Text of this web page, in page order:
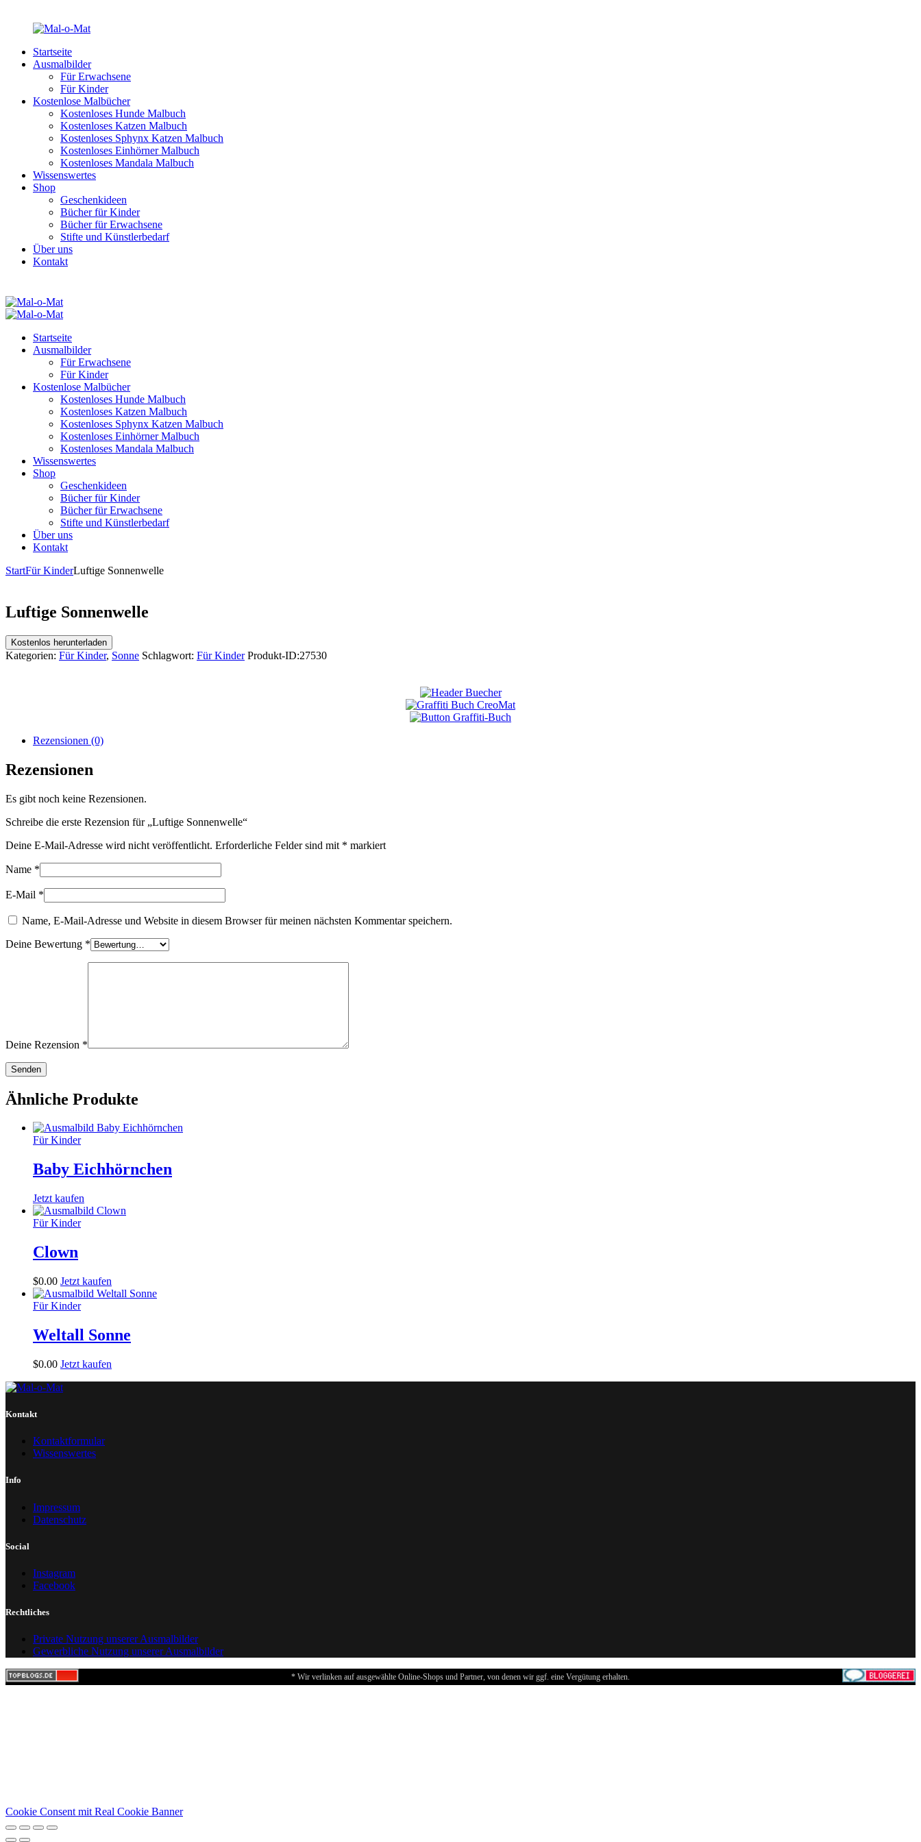
Startseite
Ausmalbilder
Für Erwachsene
Für Kinder
Kostenlose Malbücher
Kostenloses Hunde Malbuch
Kostenloses Katzen Malbuch
Kostenloses Sphynx Katzen Malbuch
Kostenloses Einhörner Malbuch
Kostenloses Mandala Malbuch
Wissenswertes
Shop
Geschenkideen
Bücher für Kinder
Bücher für Erwachsene
Stifte und Künstlerbedarf
Über uns
Kontakt
Startseite
Ausmalbilder
Für Erwachsene
Für Kinder
Kostenlose Malbücher
Kostenloses Hunde Malbuch
Kostenloses Katzen Malbuch
Kostenloses Sphynx Katzen Malbuch
Kostenloses Einhörner Malbuch
Kostenloses Mandala Malbuch
Wissenswertes
Shop
Geschenkideen
Bücher für Kinder
Bücher für Erwachsene
Stifte und Künstlerbedarf
Über uns
Kontakt
StartFür KinderLuftige Sonnenwelle
Luftige Sonnenwelle
Kostenlos herunterladen
Kategorien: Für Kinder, Sonne Schlagwort: Für Kinder Produkt-ID:27530
Rezensionen (0)
Rezensionen
Es gibt noch keine Rezensionen.
Schreibe die erste Rezension für „Luftige Sonnenwelle“
Deine E-Mail-Adresse wird nicht veröffentlicht. Erforderliche Felder sind mit * markiert
Name *
E-Mail *
Name, E-Mail-Adresse und Website in diesem Browser für meinen nächsten Kommentar speichern.
Deine Bewertung *
Deine Rezension *
Ähnliche Produkte
Für Kinder
Baby Eichhörnchen
Jetzt kaufen
Für Kinder
Clown
$0.00 Jetzt kaufen
Für Kinder
Weltall Sonne
$0.00 Jetzt kaufen
Kontakt
Kontaktformular
Wissenswertes
Info
Impressum
Datenschutz
Social
Instagram
Facebook
Rechtliches
Private Nutzung unserer Ausmalbilder
Gewerbliche Nutzung unserer Ausmalbilder
* Wir verlinken auf ausgewählte Online-Shops und Partner, von denen wir ggf. eine Vergütung erhalten.
Cookie Consent mit Real Cookie Banner